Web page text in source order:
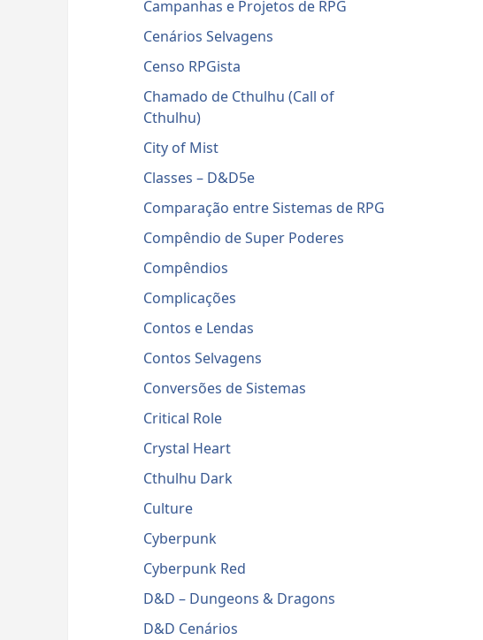
Campanhas e Projetos de RPG
Cenários Selvagens
Censo RPGista
Chamado de Cthulhu (Call of
Cthulhu)
City of Mist
Classes – D&D5e
Comparação entre Sistemas de RPG
Compêndio de Super Poderes
Compêndios
Complicações
Contos e Lendas
Contos Selvagens
Conversões de Sistemas
Critical Role
Crystal Heart
Cthulhu Dark
Culture
Cyberpunk
Cyberpunk Red
D&D – Dungeons & Dragons
D&D Cenários